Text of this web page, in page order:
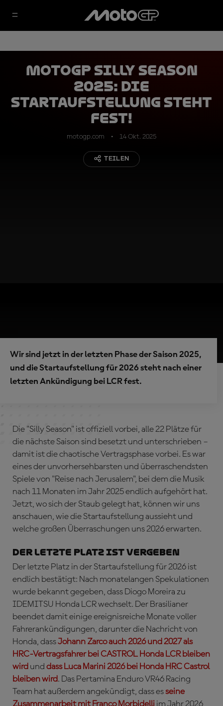
MotoGP Silly Season
2025: Die
Startaufstellung steht
fest!
motogp.com 14 Okt. 2025
TEILEN
Wir sind jetzt in der letzten Phase der Saison 2025,
und die Startaufstellung für 2026 steht nach einer
letzten Ankündigung bei LCR fest.
Die "Silly Season" ist offiziell vorbei, alle 22 Plätze für
die nächste Saison sind besetzt und unterschrieben –
damit ist die chaotische Vertragsphase vorbei. Es war
eines der unvorhersehbarsten und überraschendsten
Spiele von "Reise nach Jerusalem", bei dem die Musik
nach 11 Monaten im Jahr 2025 endlich aufgehört hat.
Jetzt, wo sich der Staub gelegt hat, können wir uns
anschauen, wie die Startaufstellung aussieht und
welche großen Überraschungen uns 2026 erwarten.
Der letzte Platz ist vergeben
Der letzte Platz in der Startaufstellung für 2026 ist
endlich bestätigt: Nach monatelangen Spekulationen
wurde bekannt gegeben, dass Diogo Moreira zu
IDEMITSU Honda LCR wechselt. Der Brasilianer
beendet damit einige ereignisreiche Monate voller
Fahrerankündigungen, darunter die Nachricht von
Honda, dassJohann Zarco auch 2026 und 2027 als
HRC-Vertragsfahrer bei CASTROL Honda LCR bleiben
wird und dass Luca Marini 2026 bei Honda HRC Castrol
bleiben wird. Das Pertamina Enduro VR46 Racing
Team hat außerdem angekündigt, dass esseine
Zusammenarbeit mit Franco Morbidelli im Jahr 2026